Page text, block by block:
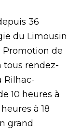
36
du Limousin
Promotion de
tous rendez-
Rilhac-
10 heures à
à 18
grand